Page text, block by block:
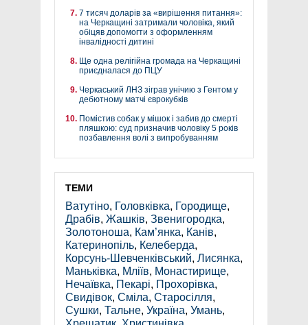
7 тисяч доларів за «вирішення питання»:
на Черкащині затримали чоловіка, який
обіцяв допомогти з оформленням
інвалідності дитині
Ще одна релігійна громада на Черкащині
приєдналася до ПЦУ
Черкаський ЛНЗ зіграв унічию з Гентом у
дебютному матчі єврокубків
Помістив собак у мішок і забив до смерті
пляшкою: суд призначив чоловіку 5 років
позбавлення волі з випробуванням
ТЕМИ
Ватутіно, Головківка, Городище,
Драбів, Жашків, Звенигородка,
Золотоноша, Кам’янка, Канів,
Катеринопіль, Келеберда,
Корсунь-Шевченківський, Лисянка,
Маньківка, Мліїв, Монастирище,
Нечаївка, Пекарі, Прохорівка,
Свидівок, Сміла, Старосілля,
Сушки, Тальне, Україна, Умань,